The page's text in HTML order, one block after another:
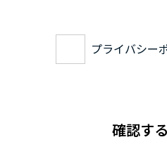
プライバシー
確認する